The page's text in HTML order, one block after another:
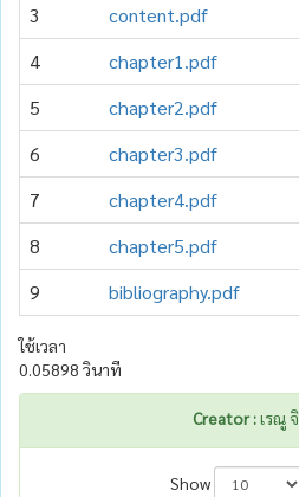
3
content.pdf
4
chapter1.pdf
5
chapter2.pdf
6
chapter3.pdf
7
chapter4.pdf
8
chapter5.pdf
9
bibliography.pdf
ใช้เวลา
0.05898 วินาที
Creator :เรณู
Show